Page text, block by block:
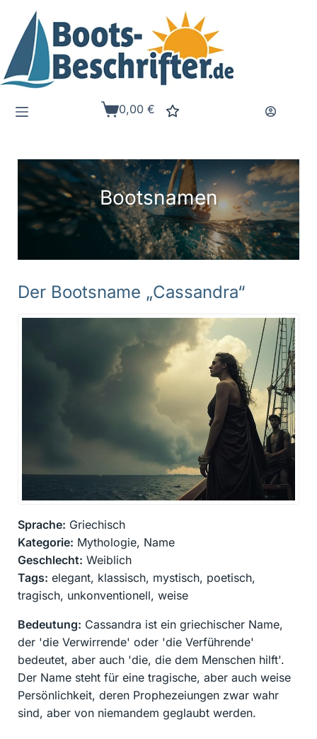
Inhalt
springen
Warenkorb
0,00€
Bootsnamen
Der Bootsname „Cassandra“
Sprache: Griechisch
Kategorie: Mythologie, Name
Geschlecht: Weiblich
Tags: elegant, klassisch, mystisch, poetisch,
tragisch, unkonventionell, weise
Bedeutung: Cassandra ist ein griechischer Name,
der 'die Verwirrende' oder 'die Verführende'
bedeutet, aber auch 'die, die dem Menschen hilft'.
Der Name steht für eine tragische, aber auch weise
Persönlichkeit, deren Prophezeiungen zwar wahr
sind, aber von niemandem geglaubt werden.